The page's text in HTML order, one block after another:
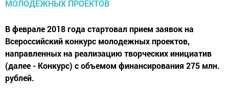
В феврале 2018 года стартовал прием заявок на
Всероссийский конкурс молодежных проектов,
направленных на реализацию творческих инициатив
(далее - Конкурс) с объемом финансирования 275 млн.
рублей.